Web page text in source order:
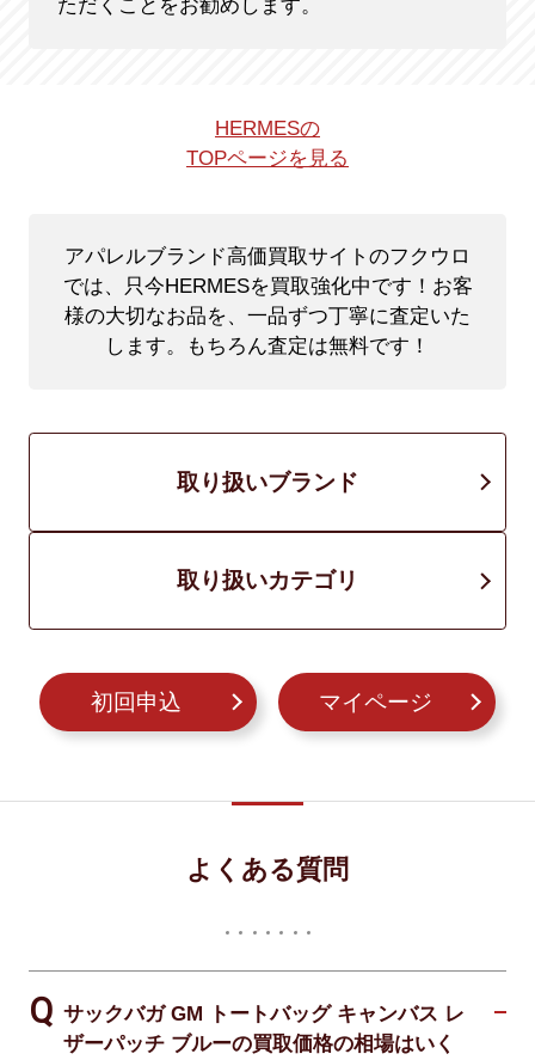
ただくことをお勧めします。
HERMESの
TOPページを見る
アパレルブランド高価買取サイトのフクウロ
では、只今HERMESを買取強化中です！ お客
様の大切なお品を、一品ずつ丁寧に査定いた
します。もちろん査定は無料です！
取り扱いブランド
取り扱いカテゴリ
初回申込 マイページ
よくある質問
サックバガ GM トートバッグ キャンバス レ
ザーパッチ ブルーの買取価格の相場はいく